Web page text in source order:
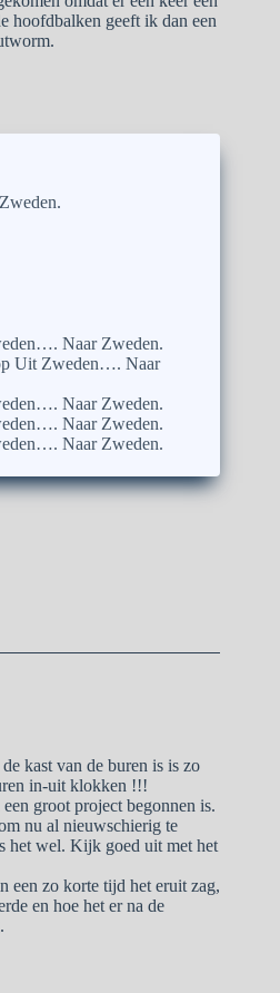
hoofdbalken geeft ik dan een
Naar Zweden.
Uit Zweden…. Naar
Naar Zweden.
Naar Zweden.
Naar Zweden.
kast van de buren is is zo
in-uit klokken !!!
groot project begonnen is.
nu al nieuwschierig te
het wel. Kijk goed uit met het
een zo korte tijd het eruit zag,
en hoe het er na de